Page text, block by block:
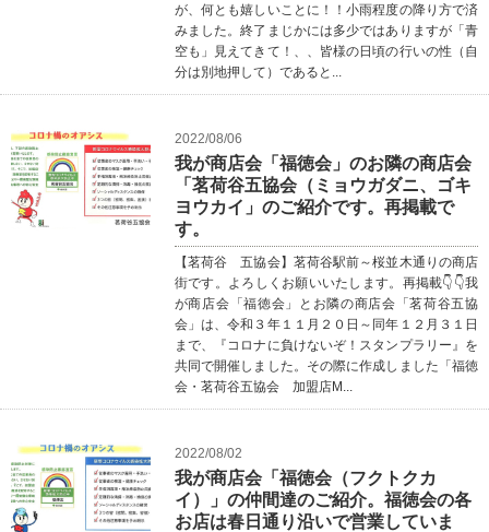
が、何とも嬉しいことに！！小雨程度の降り方で済
みました。終了まじかには多少ではありますが「青
空も」見えてきて！、、皆様の日頃の行いの性（自
分は別地押して）であると...
2022/08/06
我が商店会「福徳会」のお隣の商店会
「茗荷谷五協会（ミョウガダニ、ゴキ
ヨウカイ」のご紹介です。再掲載で
す。
【茗荷谷 五協会】茗荷谷駅前～桜並木通りの商店
街です。よろしくお願いいたします。再掲載👇👇我
が商店会「福徳会」とお隣の商店会「茗荷谷五協
会」は、令和３年１１月２０日～同年１２月３１日
まで、『コロナに負けないぞ！スタンプラリー』を
共同で開催しました。その際に作成しました「福徳
会・茗荷谷五協会 加盟店M...
2022/08/02
我が商店会「福徳会（フクトクカ
イ）」の仲間達のご紹介。福徳会の各
お店は春日通り沿いで営業していま